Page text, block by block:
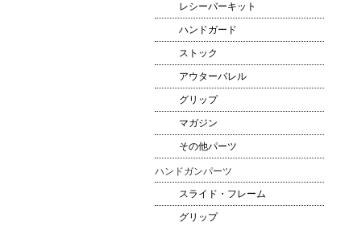
レシーバーキット
ハンドガード
ストック
アウターバレル
グリップ
マガジン
その他パーツ
ハンドガンパーツ
スライド・フレーム
グリップ